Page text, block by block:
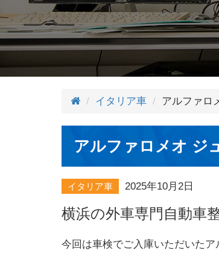
イタリア車 アルファロ
アルファロメオ ジ
イタリア車 2025年10月2日
横浜の外車専門自動車
今回は車検でご入庫いただいた